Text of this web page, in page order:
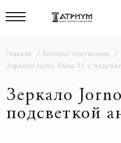
Главная Каталог сантехники
Зеркало Jorno Shine 51 с
Зеркало
подсветкой